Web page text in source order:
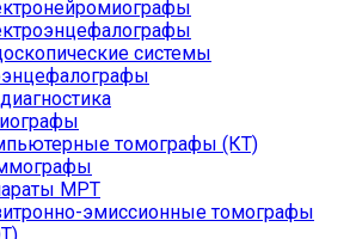
системы
томографы (КТ)
МРТ
эмиссионные томографы